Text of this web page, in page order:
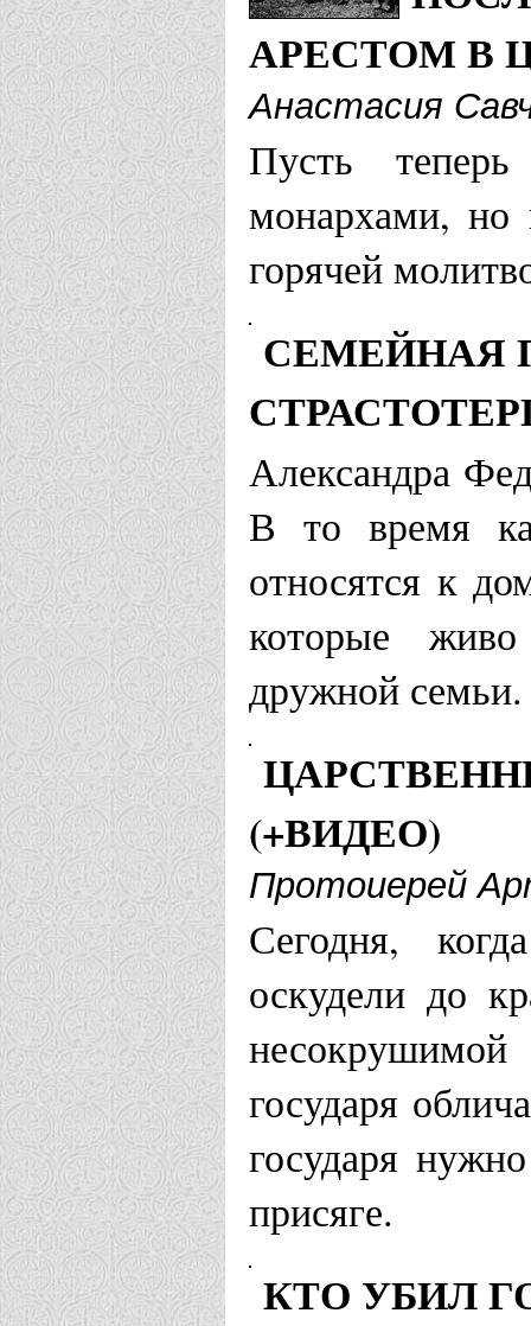
Луганская
Храм в
и матери
Лысковская и
Храм
Церкви
Магаданская
Храм
Оротукан
Майкопская и
Храм
Мариинская
Храм свв.
пос. Верх-
Могилевская
Храм в
АРЕСТОМ В
Анастасия
Пусть
монархами, но
горячей
СЕМЕЙНАЯ
Александра
В то время
относятся к
которые
дружной семьи.
(+ВИДЕО)
Протоиерей
Сегодня,
оскудели до
государя
государя
присяге.
КТО УБИЛ